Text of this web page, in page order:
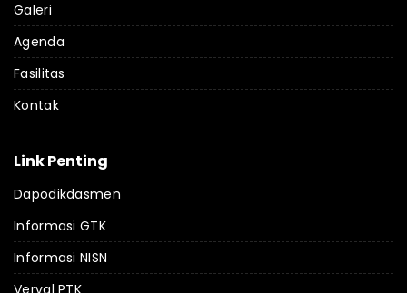
Galeri
Agenda
Fasilitas
Kontak
Link Penting
Dapodikdasmen
Informasi GTK
Informasi NISN
Verval PTK